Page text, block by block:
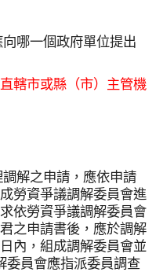
向哪一個政府單位提出
轄市或縣（市）主管機
調解之申請，應依申請
勞資爭議調解委員會進
依勞資爭議調解委員會
之申請書後，應於調解
內，組成調解委員會並
委員會應指派委員調查